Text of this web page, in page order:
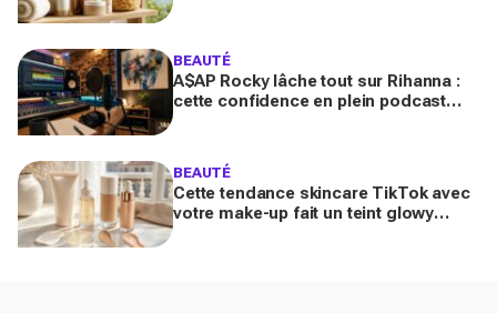
BEAUTÉ
A$AP Rocky lâche tout sur Rihanna :
cette confidence en plein podcast
BEAUTÉ
Cette tendance skincare TikTok avec
votre make-up fait un teint glowy